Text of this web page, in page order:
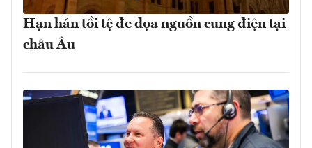
Hạn hán tồi tệ đe dọa nguồn cung điện tại
châu Âu